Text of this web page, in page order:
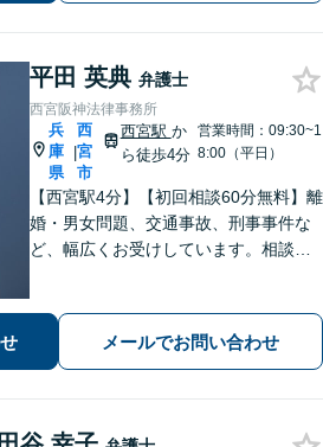
平田 英典 弁護士
西宮阪神法律事務所
兵
庫
県
|
西
宮
市
西宮駅 か
ら徒歩4分
営業時間：09:30~1
8:00（平日）
【西宮駅4分】【初回相談60分無料】離
婚・男女問題、交通事故、刑事事件な
ど、幅広くお受けしています。相談者
を心がけています。ぜひご相談くださ
い。【休日・夜間面談可】【WEB面談
メールでお問い合わせ